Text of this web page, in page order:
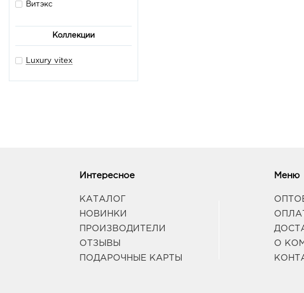
Витэкс
Коллекции
Luxury vitex
Интересное
КАТАЛОГ
НОВИНКИ
ПРОИЗВОДИТЕЛИ
ОТЗЫВЫ
ПОДАРОЧНЫЕ КАРТЫ
Меню
О